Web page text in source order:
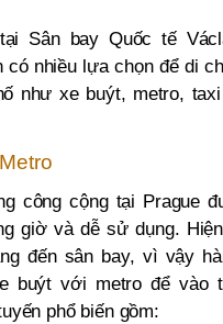
Sân bay Quốc tế
có nhiều lựa chọn để di
như xe buýt, metro,
công cộng tại Prague
giờ và dễ sử dụng.
đến sân bay, vì vậy
buýt với metro để vào
phổ biến gồm: